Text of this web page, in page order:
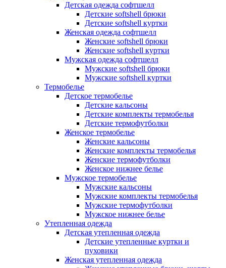
Детская одежда софтшелл
Детские softshell брюки
Детские softshell куртки
Женская одежда софтшелл
Женские softshell брюки
Женские softshell куртки
Мужская одежда софтшелл
Мужские softshell брюки
Мужские softshell куртки
Термобелье
Детское термобелье
Детские кальсоны
Детские комплекты термобелья
Детские термофутболки
Женское термобелье
Женские кальсоны
Женские комплекты термобелья
Женские термофутболки
Женское нижнее белье
Мужское термобелье
Мужские кальсоны
Мужские комплекты термобелья
Мужские термофутболки
Мужское нижнее белье
Утепленная одежда
Детская утепленная одежда
Детские утепленные куртки и
пуховики
Женская утепленная одежда